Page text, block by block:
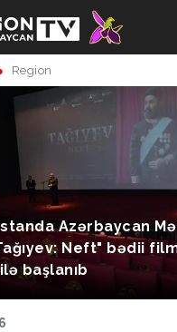
Region
Azərbaycan
Neft" bədii
başlanıb